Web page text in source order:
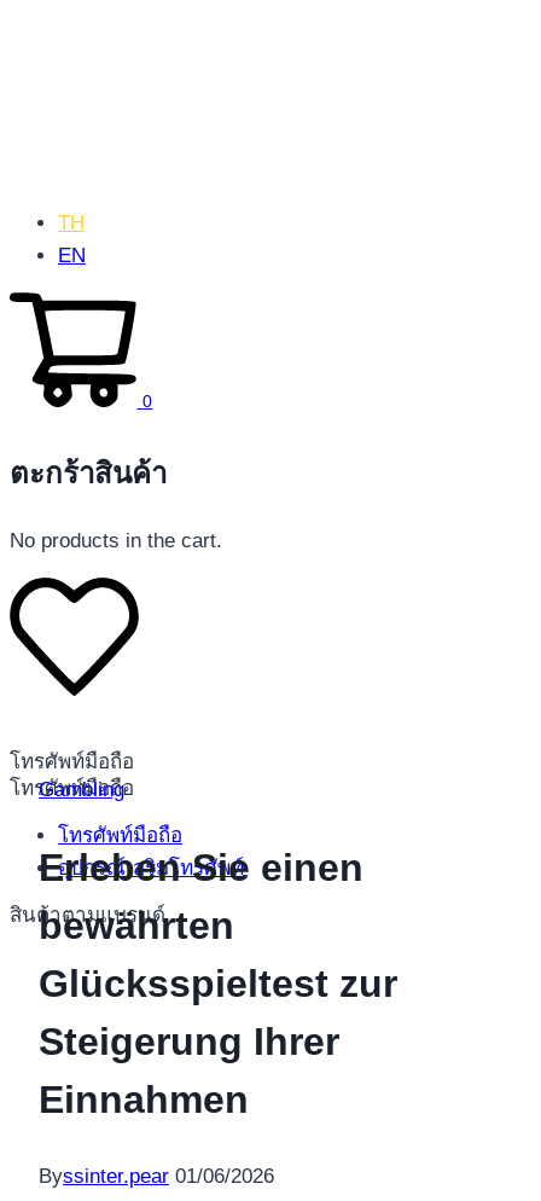
โทรศัพท์มือถือ
โทรศัพท์มือถือ
โทรศัพท์มือถือ
อุปกรณ์เสริมโทรศัพท์
สินค้าตามแบรนด์
TH
EN
0
ตะกร้าสินค้า
No products in the cart.
Gambling
Erleben Sie einen
bewährten
Glücksspieltest zur
Steigerung Ihrer
Einnahmen
Byssinter.pear 01/06/2026